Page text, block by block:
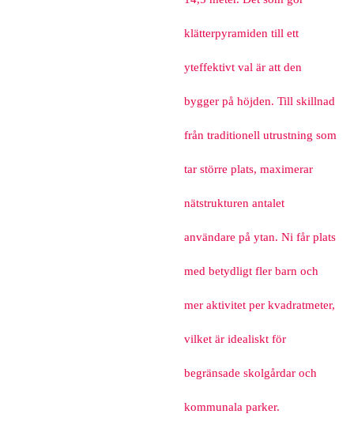
klätterpyramiden till ett
yteffektivt val är att den
bygger på höjden. Till skillnad
från traditionell utrustning som
tar större plats, maximerar
nätstrukturen antalet
användare på ytan. Ni får plats
med betydligt fler barn och
mer aktivitet per kvadratmeter,
vilket är idealiskt för
begränsade skolgårdar och
kommunala parker.